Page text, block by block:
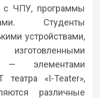
с ЧПУ, программы
Студенты
устройствами,
— элементами
«I-Teater»,
различные